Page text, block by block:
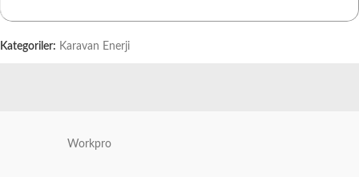
Kategoriler: Karavan Enerji
Workpro